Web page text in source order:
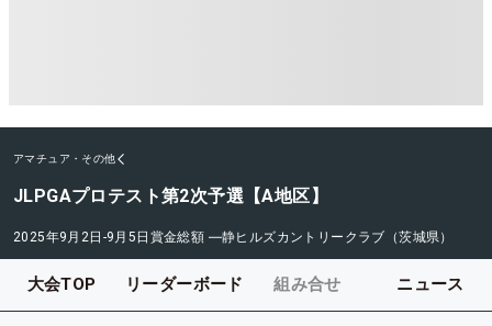
アマチュア・その他
JLPGAプロテスト第2次予選【A地区】
2025年9月2日-9月5日 賞金総額 ―静ヒルズカントリークラブ（茨城県）
大会TOP リーダーボード 組み合せ ニュース